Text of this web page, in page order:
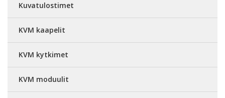
Kuvatulostimet
KVM kaapelit
KVM kytkimet
KVM moduulit